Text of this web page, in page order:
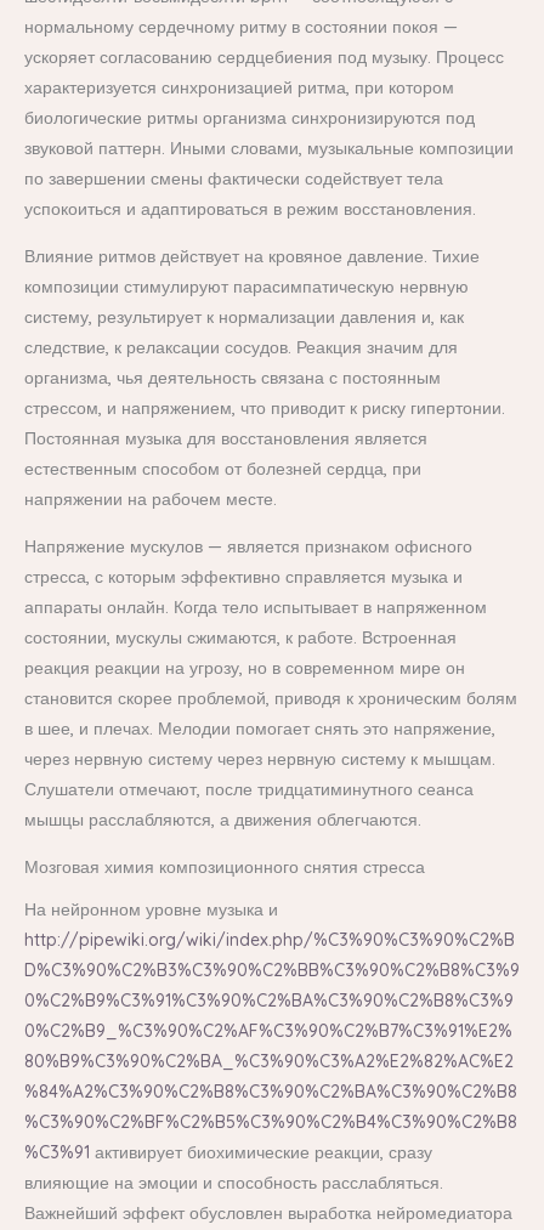
нормальному сердечному ритму в состоянии покоя —
ускоряет согласованию сердцебиения под музыку. Процесс
характеризуется синхронизацией ритма, при котором
биологические ритмы организма синхронизируются под
звуковой паттерн. Иными словами, музыкальные композиции
по завершении смены фактически содействует тела
успокоиться и адаптироваться в режим восстановления.
Влияние ритмов действует на кровяное давление. Тихие
композиции стимулируют парасимпатическую нервную
систему, результирует к нормализации давления и, как
следствие, к релаксации сосудов. Реакция значим для
организма, чья деятельность связана с постоянным
стрессом, и напряжением, что приводит к риску гипертонии.
Постоянная музыка для восстановления является
естественным способом от болезней сердца, при
напряжении на рабочем месте.
Напряжение мускулов — является признаком офисного
стресса, с которым эффективно справляется музыка и
аппараты онлайн. Когда тело испытывает в напряженном
состоянии, мускулы сжимаются, к работе. Встроенная
реакция реакции на угрозу, но в современном мире он
становится скорее проблемой, приводя к хроническим болям
в шее, и плечах. Мелодии помогает снять это напряжение,
через нервную систему через нервную систему к мышцам.
Слушатели отмечают, после тридцатиминутного сеанса
мышцы расслабляются, а движения облегчаются.
Мозговая химия композиционного снятия стресса
На нейронном уровне музыка и
http://pipewiki.org/wiki/index.php/%C3%90%C3%90%C2%B
D%C3%90%C2%B3%C3%90%C2%BB%C3%90%C2%B8%C3%9
0%C2%B9%C3%91%C3%90%C2%BA%C3%90%C2%B8%C3%9
0%C2%B9_%C3%90%C2%AF%C3%90%C2%B7%C3%91%E2%
80%B9%C3%90%C2%BA_%C3%90%C3%A2%E2%82%AC%E2
%84%A2%C3%90%C2%B8%C3%90%C2%BA%C3%90%C2%B8
%C3%90%C2%BF%C2%B5%C3%90%C2%B4%C3%90%C2%B8
%C3%91 активирует биохимические реакции, сразу
влияющие на эмоции и способность расслабляться.
Важнейший эффект обусловлен выработка нейромедиатора